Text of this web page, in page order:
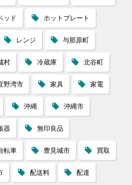
ッド ホットプレート
レンジ 与那原町
村 冷蔵庫 北谷町
野湾市 家具 家電
沖縄 沖縄市
器 無印良品
転車 豊見城市 買取
配送料 配達